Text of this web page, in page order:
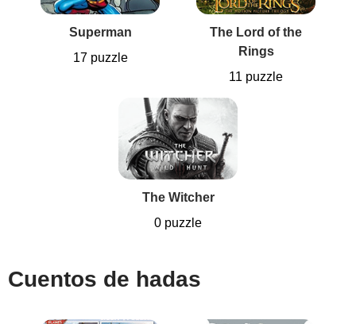
Superman
17 puzzle
The Lord of the
Rings
11 puzzle
The Witcher
0 puzzle
Cuentos de hadas